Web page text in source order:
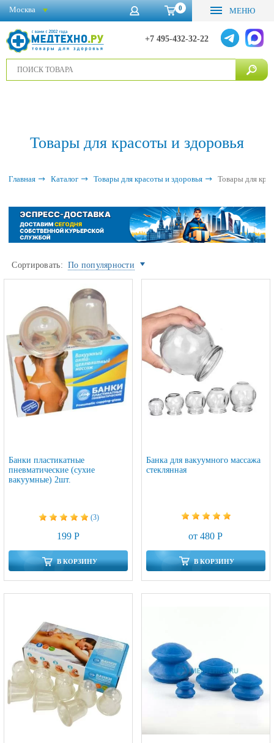
0 МЕНЮ
+7 495-432-32-22
Москва
Товары для красоты и здоровья
Главная Каталог Товары для красоты и здоровья Товары для
Сортировать: По популярности
Банки пластикатные
пневматические (сухие
вакуумные) 2шт.
(3)
199 Р
В КОРЗИНУ
Банка для вакуумного массажа
стеклянная
от 480 Р
В КОРЗИНУ